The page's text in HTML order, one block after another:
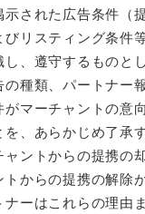
された広告条件（
リスティング条件
、遵守するものと
の種類、パートナー
マーチャントの意
、あらかじめ了承
ントからの提携の
からの提携の解除
ーはこれらの理由